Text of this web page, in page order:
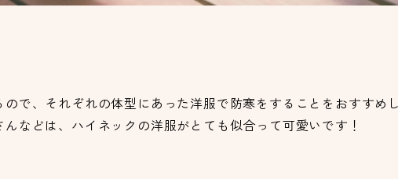
で、それぞれの体型にあった洋服で防寒をすることをおすすめ
などは、ハイネックの洋服がとても似合って可愛いです！